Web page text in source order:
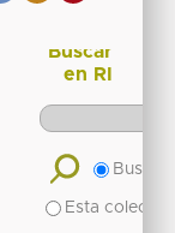
Buscar
en RI
Buscar
Esta